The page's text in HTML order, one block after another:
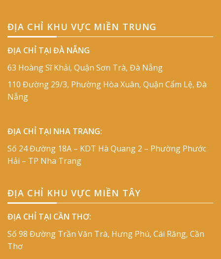
ĐỊA CHỈ KHU VỰC MIỀN TRUNG
ĐỊA CHỈ TẠI ĐÀ NẴNG
63 Hoàng Sĩ Khải, Quận Sơn Trà, Đà Nẵng
110 Đường 29/3, Phường Hòa Xuân, Quận Cẩm Lệ, Đà
Nẵng
ĐỊA CHỈ TẠI NHA TRANG:
Số 24 Đường 18A – KDT Hà Quang 2 – Phường Phước
Hải – TP Nha Trang
ĐỊA CHỈ KHU VỰC MIỀN TÂY
ĐỊA CHỈ TẠI CẦN THƠ:
Số 98 Đường Trần Văn Trà, Hưng Phú, Cái Răng, Cần
Thơ